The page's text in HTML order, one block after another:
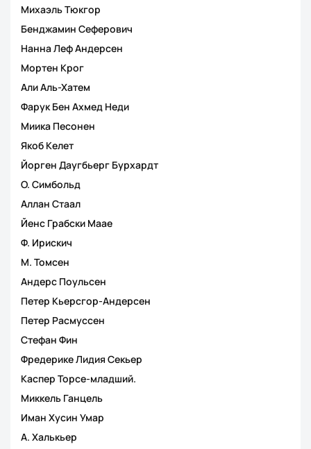
Михаэль Тюкгор
Бенджамин Сеферович
Нанна Леф Андерсен
Мортен Крог
Али Аль-Хатем
Фарук Бен Ахмед Неди
Миика Песонен
Якоб Келет
Йорген Даугбьерг Бурхардт
О. Симбольд
Аллан Стаал
Йенс Грабски Маае
Ф. Ирискич
М. Томсен
Андерс Поульсен
Петер Кьерсгор-Андерсен
Петер Расмуссен
Стефан Фин
Фредерике Лидия Секьер
Каспер Торсе-младший.
Миккель Ганцель
Иман Хусин Умар
А. Халькьер